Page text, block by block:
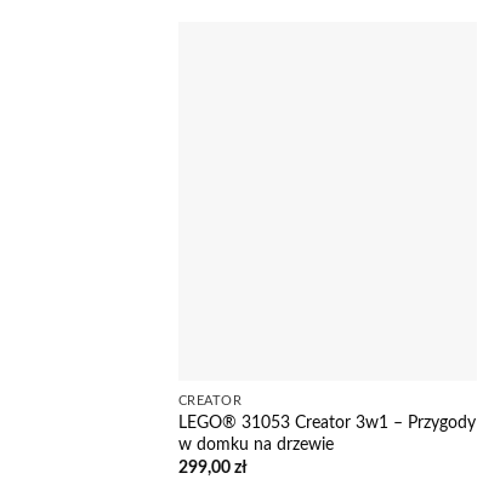
CREATOR
LEGO® 31053 Creator 3w1 – Przygody
w domku na drzewie
299,00 zł